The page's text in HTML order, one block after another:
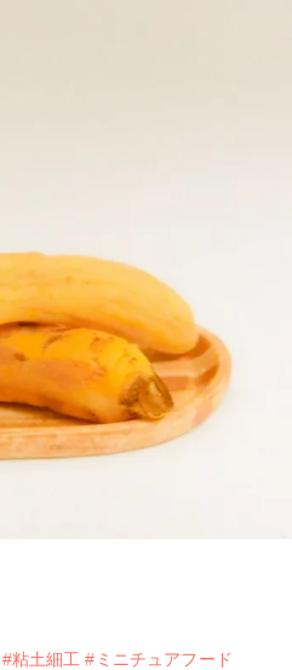
#粘土細工 #ミニチュアフード